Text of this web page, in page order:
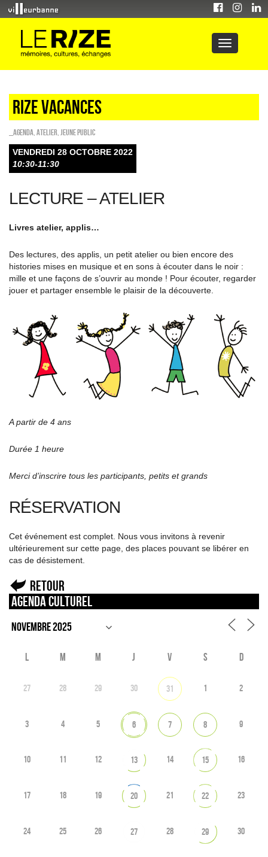
Rize Vacances
_Agenda Atelier Jeune public
VENDREDI 28 OCTOBRE 2022
10:30-11:30
LECTURE – ATELIER
Livres atelier, applis…
Des lectures, des applis, un petit atelier ou bien encore des
histories mises en musique et en sons à écouter dans le noir :
mille et une façons de s’ouvrir au monde ! Pour écouter, regarder
jouer et partager ensemble le plaisir de la découverte.
A partir de 4 ans
Durée 1 heure
Merci d’inscrire tous les participants, petits et grands
RÉSERVATION
Cet événement est complet. Nous vous invitons à revenir
ultérieurement sur cette page, des places pouvant se libérer en
cas de désistement.
Retour
Agenda culturel
L M M J V S D
27 28 29 30 31 1 2
3 4 5 6 7 8 9
10 11 12 13 14 15 16
17 18 19 20 21 22 23
24 25 26 27 28 29 30